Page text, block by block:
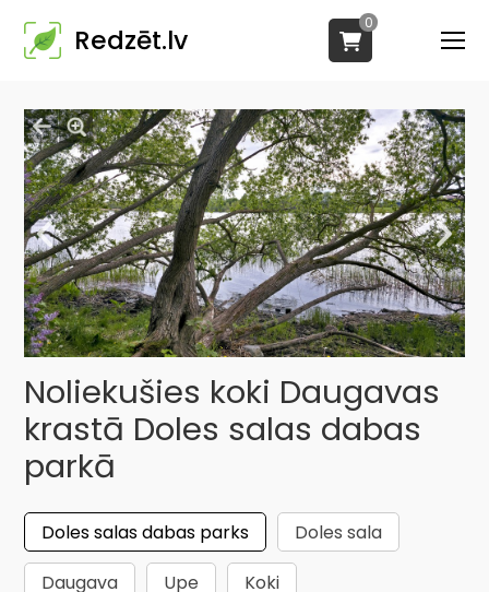
Redzēt.lv
0
Noliekušies koki Daugavas
krastā Doles salas dabas
parkā
Doles salas dabas parks
Doles sala
Daugava
Upe Koki